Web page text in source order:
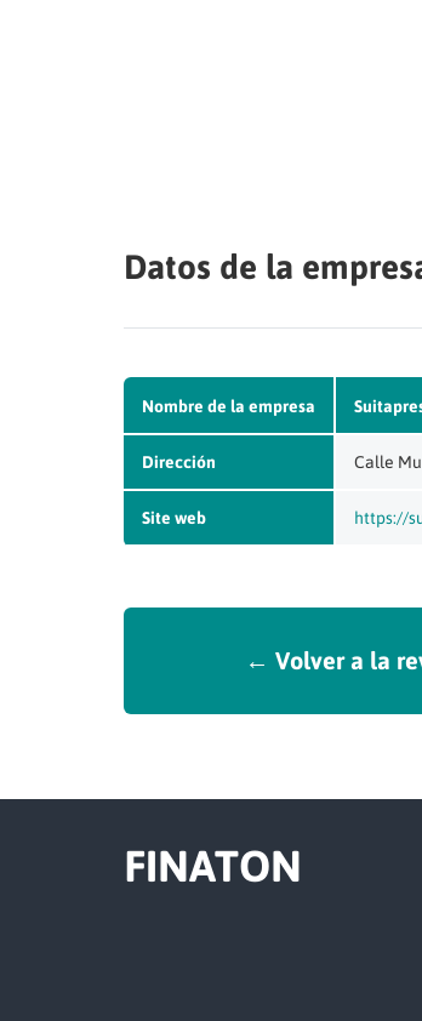
Datos de la
Nombre de la empresa
Dirección Calle
Site web https://
← Volver a la
FINATON